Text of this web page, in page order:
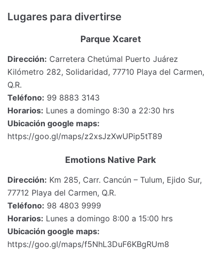
Lugares para divertirse
Parque Xcaret
Dirección: Carretera Chetúmal Puerto Juárez
Kilómetro 282, Solidaridad, 77710 Playa del Carmen,
Q.R.
Teléfono: 99 8883 3143
Horarios: Lunes a domingo 8:30 a 22:30 hrs
Ubicación google maps:
https://goo.gl/maps/z2xsJzXwUPip5tT89
Emotions Native Park
Dirección: Km 285, Carr. Cancún – Tulum, Ejido Sur,
77712 Playa del Carmen, Q.R.
Teléfono: 98 4803 9999
Horarios: Lunes a domingo 8:00 a 15:00 hrs
Ubicación google maps:
https://goo.gl/maps/f5NhL3DuF6KBgRUm8